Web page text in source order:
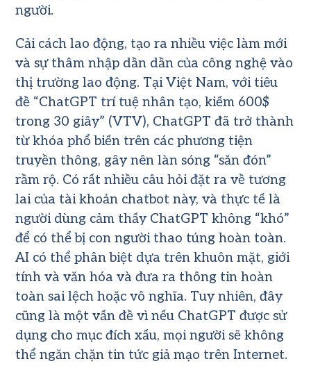
người.
Cải cách lao động, tạo ra nhiều việc làm mới
và sự thâm nhập dần dần của công nghệ vào
thị trường lao động. Tại Việt Nam, với tiêu
đề “ChatGPT trí tuệ nhân tạo, kiếm 600$
trong 30 giây” (VTV), ChatGPT đã trở thành
từ khóa phổ biến trên các phương tiện
truyền thông, gây nên làn sóng “săn đón”
rầm rộ. Có rất nhiều câu hỏi đặt ra về tương
lai của tài khoản chatbot này, và thực tế là
người dùng cảm thấy ChatGPT không “khó”
để có thể bị con người thao túng hoàn toàn.
AI có thể phân biệt dựa trên khuôn mặt, giới
tính và văn hóa và đưa ra thông tin hoàn
toàn sai lệch hoặc vô nghĩa. Tuy nhiên, đây
cũng là một vấn đề vì nếu ChatGPT được sử
dụng cho mục đích xấu, mọi người sẽ không
thể ngăn chặn tin tức giả mạo trên Internet.